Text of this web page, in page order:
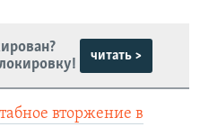
читать >
вторжение в